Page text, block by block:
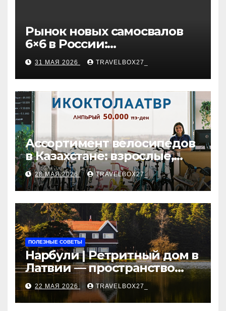
Рынок новых самосвалов
6×6 в России:
характеристики и цены
31 МАЯ 2026 TRAVELBOX27_
Ассортимент велосипедов
в Казахстане: взрослые,
детские и городские
модели, ценовые
категории и варианты
рассрочки
28 МАЯ 2026 TRAVELBOX27_
ПОЛЕЗНЫЕ СОВЕТЫ
Нарбули | Ретритный дом в
Латвии — пространство
для саморазвития и
восстановления
22 МАЯ 2026 TRAVELBOX27_